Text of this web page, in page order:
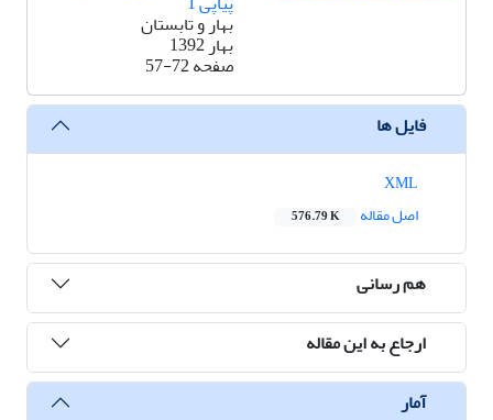
بهار و تابستان
بهار 1392
صفحه57-72
فایل ها
اصل مقاله
576.79 K
هم رسانی
ارجاع به این مقاله
آمار